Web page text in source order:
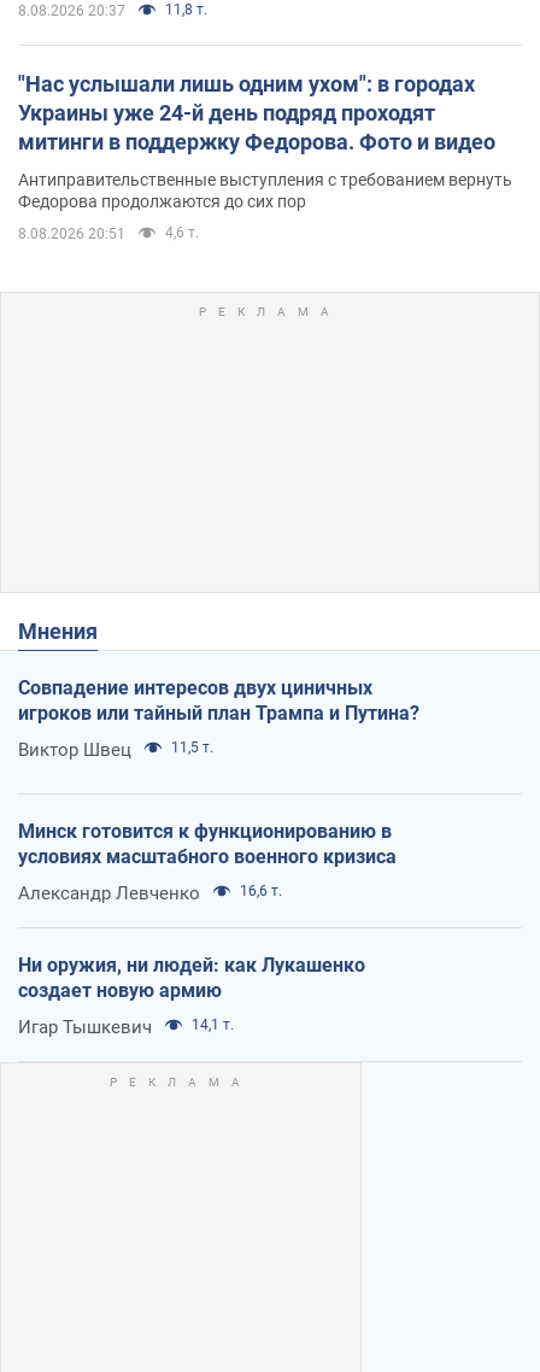
8.08.2026 20:37 11,8 т.
"Нас услышали лишь одним ухом": в городах
Украины уже 24-й день подряд проходят
митинги в поддержку Федорова. Фото и видео
Антиправительственные выступления с требованием вернуть
Федорова продолжаются до сих пор
8.08.2026 20:51 4,6 т.
Мнения
Совпадение интересов двух циничных
игроков или тайный план Трампа и Путина?
Виктор Швец 11,5 т.
Минск готовится к функционированию в
условиях масштабного военного кризиса
Александр Левченко 16,6 т.
Ни оружия, ни людей: как Лукашенко
создает новую армию
Игар Тышкевич 14,1 т.